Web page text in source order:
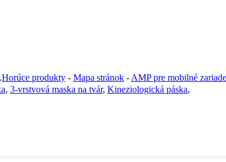
Horúce produkty - Mapa stránok - AMP pre mobilné
, 3-vrstvová maska na tvár, Kineziologická páska,